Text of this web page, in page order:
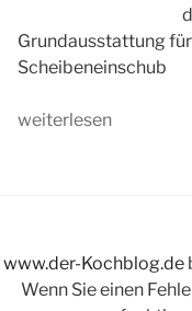
Grundausstattung
Scheibeneinschub
„Börner
weiterlesen
www.der-Kochblog.de
Wenn Sie einen